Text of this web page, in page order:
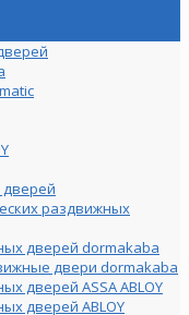
раздвижных
дверей dormakaba
двери dormakaba
дверей ASSA ABLOY
дверей ABLOY